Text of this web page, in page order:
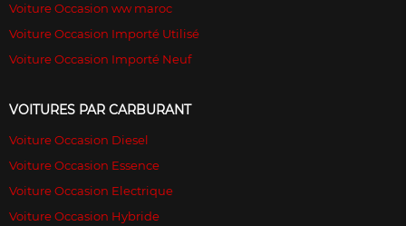
Voiture Occasion ww maroc
Voiture Occasion Importé Utilisé
Voiture Occasion Importé Neuf
VOITURES PAR CARBURANT
Voiture Occasion Diesel
Voiture Occasion Essence
Voiture Occasion Electrique
Voiture Occasion Hybride